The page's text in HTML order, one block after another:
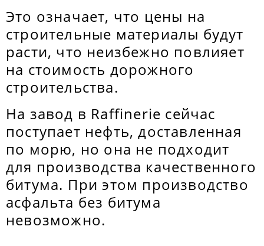
Это означает, что цены на
строительные материалы будут
расти, что неизбежно повлияет
на стоимость дорожного
строительства.
На завод в Raffinerie сейчас
поступает нефть, доставленная
по морю, но она не подходит
для производства качественного
битума. При этом производство
асфальта без битума
невозможно.